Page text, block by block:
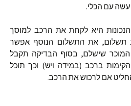
עם הכלי.
היא לקחת את הרכב למוסך
תשלום, את התשלום הנוסף אפשר
שישלם, בסוף הבדיקה תקבל
ברכב (במידה ויש) וכך תוכל
אם לרכוש את הרכב.